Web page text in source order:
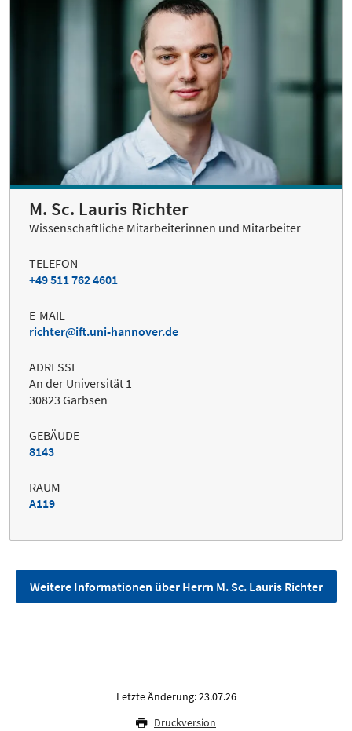
M. Sc. Lauris Richter
Wissenschaftliche Mitarbeiterinnen und Mitarbeiter
TELEFON
+49 511 762 4601
E-MAIL
richter
ift.uni-hannover.de
ADRESSE
An der Universität 1
30823 Garbsen
GEBÄUDE
8143
RAUM
A119
Weitere Informationen über Herrn M. Sc. Lauris Richter
Letzte Änderung: 23.07.26
Druckversion